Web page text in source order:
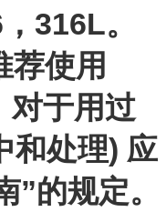
316L。
荐使用
对于用过
和处理) 应
的规定。